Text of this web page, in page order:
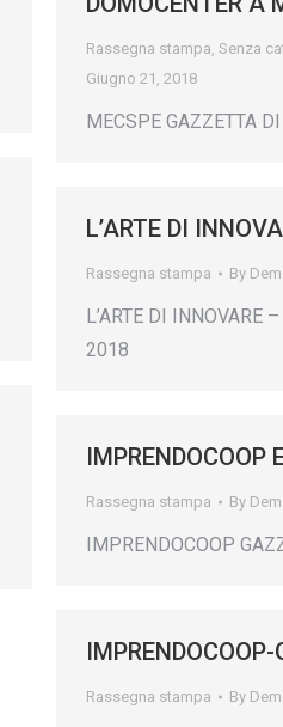
Rassegna stampa, Senza
Giugno 21, 2018
MECSPE GAZZETTA
L’ARTE DI
Rassegna stampa By
L’ARTE DI INNOVARE
2018
IMPRENDOCOOP
Rassegna stampa By
IMPRENDOCOOP
Rassegna stampa By